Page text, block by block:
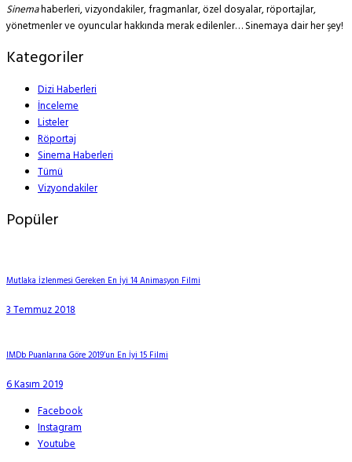
Sinemahaberleri, vizyondakiler, fragmanlar, özel dosyalar, röportajlar,
yönetmenler ve oyuncular hakkında merak edilenler… Sinemaya dair her şey!
Kategoriler
Dizi Haberleri
İnceleme
Listeler
Röportaj
Sinema Haberleri
Tümü
Vizyondakiler
Popüler
Mutlaka İzlenmesi Gereken En İyi 14 Animasyon Filmi
3 Temmuz 2018
IMDb Puanlarına Göre 2019’un En İyi 15 Filmi
6 Kasım 2019
Facebook
Instagram
Youtube